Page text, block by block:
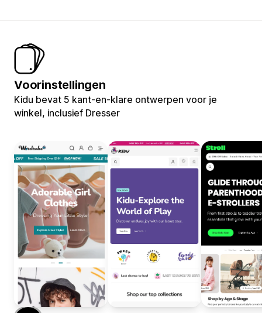
Voorinstellingen
Kidu bevat 5 kant-en-klare ontwerpen voor je
winkel, inclusief Dresser